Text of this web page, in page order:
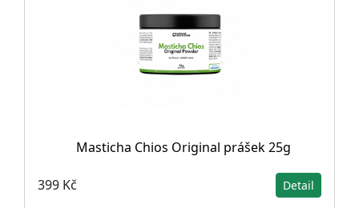
Masticha Chios Original prášek 25g
399 Kč Detail